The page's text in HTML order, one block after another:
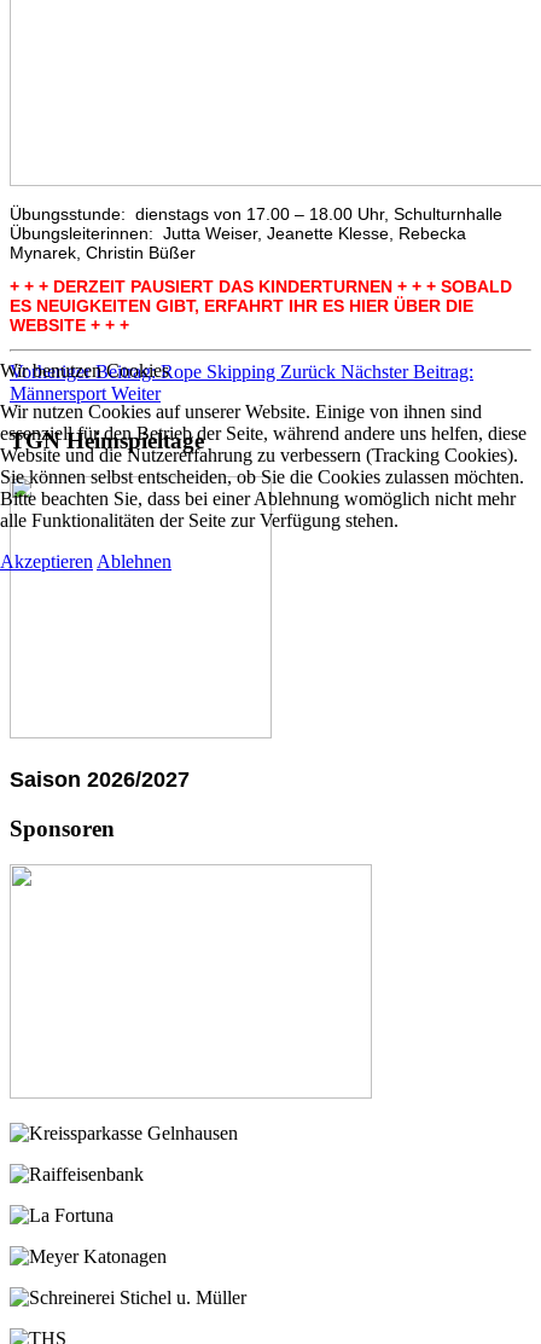
Übungsstunde: dienstags von 17.00 – 18.00 Uhr, Schulturnhalle
Übungsleiterinnen: Jutta Weiser, Jeanette Klesse, Rebecka
Mynarek, Christin Büßer
+ + + DERZEIT PAUSIERT DAS KINDERTURNEN + + + SOBALD
ES NEUIGKEITEN GIBT, ERFAHRT IHR ES HIER ÜBER DIE
WEBSITE + + +
Vorheriger Beitrag: Rope Skipping Zurück Nächster Beitrag:
Männersport Weiter
TGN Heimspieltage
Saison 2026/2027
Sponsoren
Wir benutzen Cookies
Wir nutzen Cookies auf unserer Website. Einige von ihnen sind
essenziell für den Betrieb der Seite, während andere uns helfen, diese
Website und die Nutzererfahrung zu verbessern (Tracking Cookies).
Sie können selbst entscheiden, ob Sie die Cookies zulassen möchten.
Bitte beachten Sie, dass bei einer Ablehnung womöglich nicht mehr
alle Funktionalitäten der Seite zur Verfügung stehen.
Akzeptieren Ablehnen